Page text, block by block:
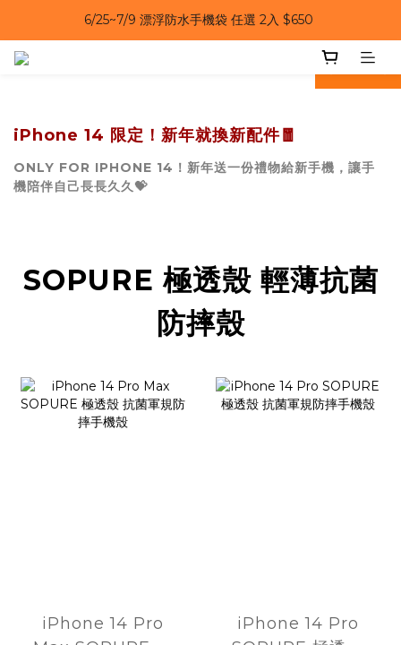
6/25~7/9｜夏日風扇 第二件 69 折
6/25~7/9｜夏日風扇 第二件 69 折
prev next
iPhone 14 限定！新年就換新配件🧧
ONLY FOR IPHONE 14！新年送一份禮物給新手機，讓手
機陪伴自己長長久久💝
SOPURE 極透殼 輕薄抗菌
防摔殼
iPhone 14 Pro
iPhone 14 Pro